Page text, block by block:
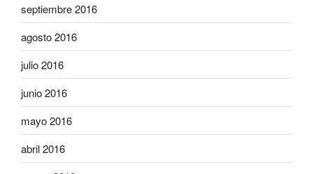
septiembre 2016
agosto 2016
julio 2016
junio 2016
mayo 2016
abril 2016